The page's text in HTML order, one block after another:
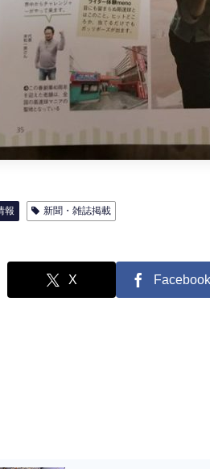
報 新聞・雑誌掲載
X Facebook